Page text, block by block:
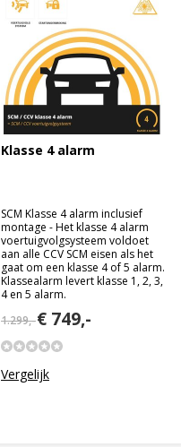
Klasse 4 alarm
SCM Klasse 4 alarm inclusief
montage - Het klasse 4 alarm
voertuigvolgsysteem voldoet
aan alle CCV SCM eisen als het
gaat om een klasse 4 of 5 alarm.
Klassealarm levert klasse 1, 2, 3,
4 en 5 alarm.
1.299,-€ 749,-
Vergelijk